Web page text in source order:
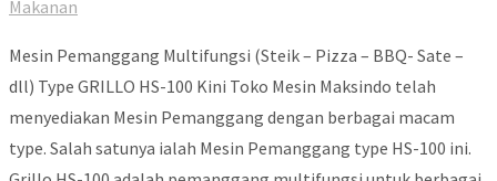
Makanan
Mesin Pemanggang Multifungsi (Steik – Pizza – BBQ- Sate –
dll) Type GRILLO HS-100 Kini Toko Mesin Maksindo telah
menyediakan Mesin Pemanggang dengan berbagai macam
type. Salah satunya ialah Mesin Pemanggang type HS-100 ini.